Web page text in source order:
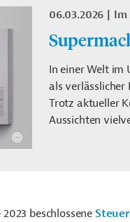
06.03.2026 Im
In einer Welt im
als
Trotz aktueller
Aussichten
beschlossene